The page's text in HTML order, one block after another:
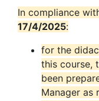
In compliance
17/4/2025:
for the
this course,
been
Manager as